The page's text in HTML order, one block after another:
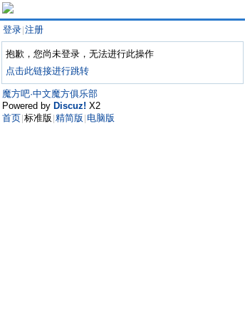
登录 注册
抱歉，您尚未登录，无法进行此操作
点击此链接进行跳转
魔方吧·中文魔方俱乐部
Powered by Discuz! X2
首页 标准版 精简版 电脑版